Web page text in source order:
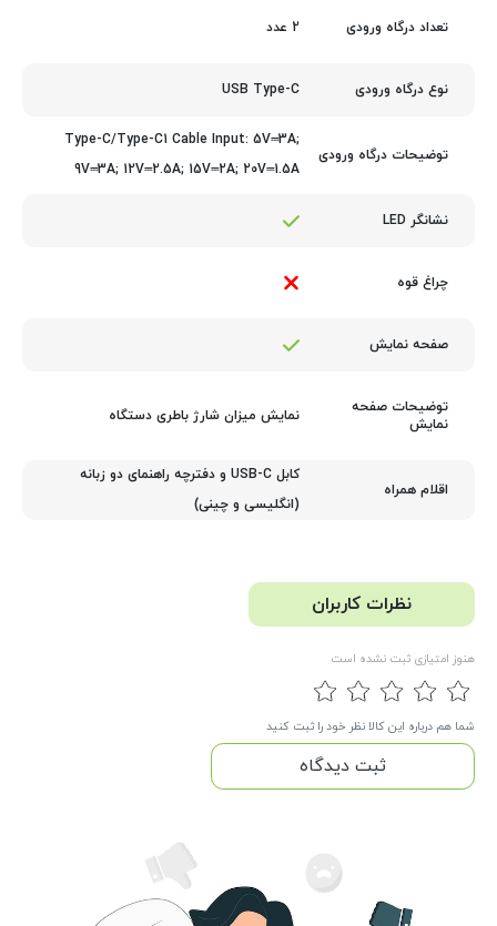
تعداد درگاه ورودی 2 عدد
نوع درگاه ورودی USB Type-C
توضیحات درگاه ورودی
Type-C/Type-C1 Cable Input: 5V⎓3A;
9V⎓3A; 12V⎓2.5A; 15V⎓2A; 20V⎓1.5A
نشانگر LED
چراغ قوه
صفحه نمایش
توضیحات صفحه
نمایش
نمایش میزان شارژ باطری دستگاه
اقلام همراه
کابل USB-C و دفترچه راهنمای دو زبانه
(انگلیسی و چینی)
نظرات کاربران
هنوز امتیازی ثبت نشده است
شما هم درباره این کالا نظر خود را ثبت کنید
ثبت دیدگاه